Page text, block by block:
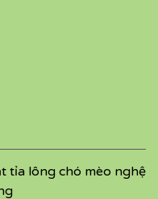
tỉa lông chó mèo nghệ